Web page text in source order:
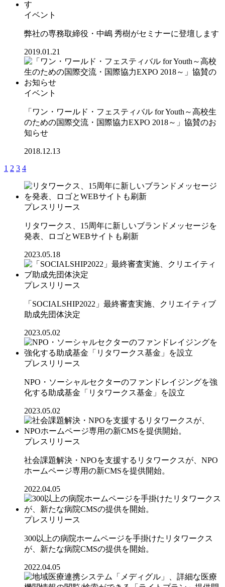
イベント
弊社の専務取締役・中嶋 秀樹がセミナーに登壇します
2019.01.21
イベント
「ワン・ワールド・フェスティバル for Youth～高校生
のための国際交流・国際協力EXPO 2018～」協賛のお
知らせ
2018.12.13
1 2 3 4
プレスリリース
リタワークス、15周年に新しいブランドメッセージを
発表、ロゴとWEBサイトも刷新
2023.05.18
プレスリリース
「SOCIALSHIP2022」最終審査実施、クリエイティブ
助成先団体決定
2023.05.02
プレスリリース
NPO・ソーシャルセクターのファンドレイジングを強
化する助成基金「リタワークス基金」を設立
2023.05.02
プレスリリース
社会課題解決・NPOを支援するリタワークスが、NPO
ホームページ専用の新CMSを提供開始。
2022.04.05
プレスリリース
300以上の病院ホームページを手掛けたリタワークス
が、新たな病院CMSの提供を開始。
2022.04.05